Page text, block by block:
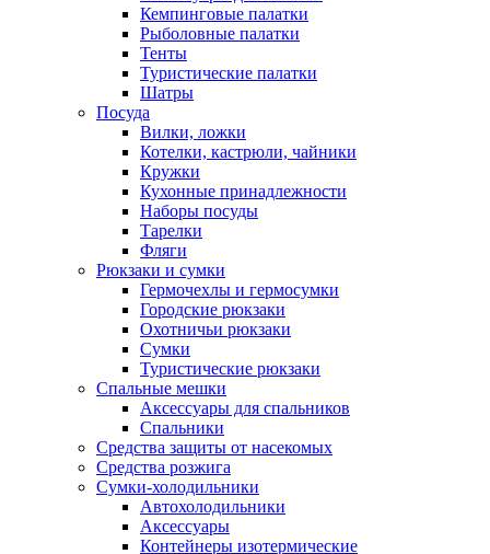
Кемпинговые палатки
Рыболовные палатки
Тенты
Туристические палатки
Шатры
Посуда
Вилки, ложки
Котелки, кастрюли, чайники
Кружки
Кухонные принадлежности
Наборы посуды
Тарелки
Фляги
Рюкзаки и сумки
Гермочехлы и гермосумки
Городские рюкзаки
Охотничьи рюкзаки
Сумки
Туристические рюкзаки
Спальные мешки
Аксессуары для спальников
Спальники
Средства защиты от насекомых
Средства розжига
Сумки-холодильники
Автохолодильники
Аксессуары
Контейнеры изотермические